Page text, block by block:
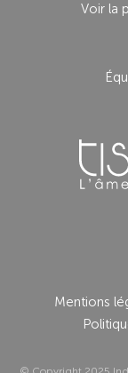
Voir la
Mentions